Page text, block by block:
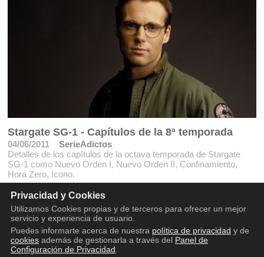
Stargate SG-1 - Capítulos de la 8ª temporada
04/06/2011
SerieAdictos
Detalles de los capítulos de la octava temporada de Stargate
SG-1 como Nuevo Orden I, Nuevo Orden II, Confinamiento,
Hora Zero, Icono.
Privacidad y Cookies
Utilizamos Cookies propias y de terceros para ofrecer un mejor
servicio y experiencia de usuario.
Puedes informarte acerca de nuestra política de privacidad y de
cookiesademás de gestionarla a través del Panel de
Configuración de Privacidad